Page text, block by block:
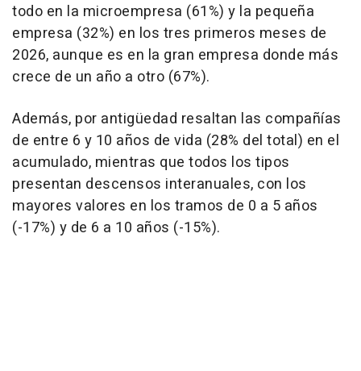
todo en la microempresa (61%) y la pequeña
empresa (32%) en los tres primeros meses de
2026, aunque es en la gran empresa donde más
crece de un año a otro (67%).
Además, por antigüedad resaltan las compañías
de entre 6 y 10 años de vida (28% del total) en el
acumulado, mientras que todos los tipos
presentan descensos interanuales, con los
mayores valores en los tramos de 0 a 5 años
(-17%) y de 6 a 10 años (-15%).